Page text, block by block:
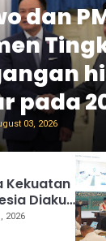
dan
pada
03, 2026
Kekuatan
Diakui
2026